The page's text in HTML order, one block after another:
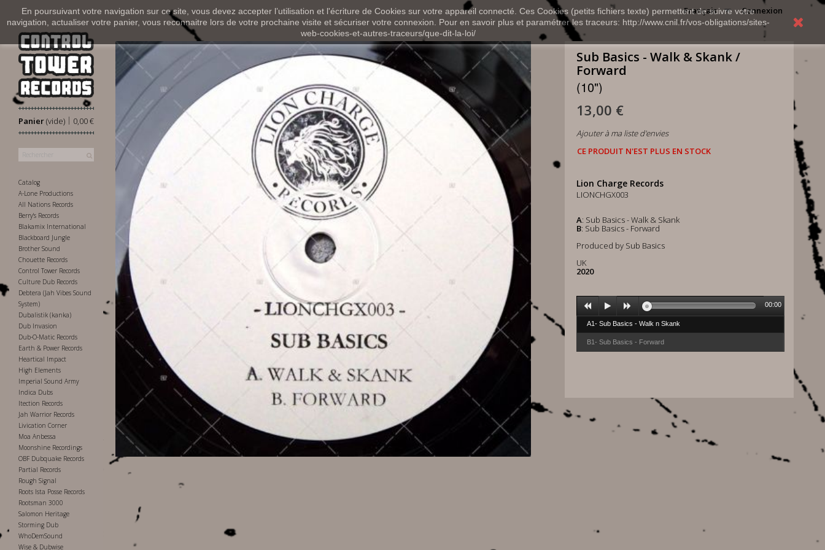
En poursuivant votre navigation sur ce site, vous devez accepter l’utilisation et l'écriture de Cookies sur votre appareil connecté. Ces Cookies (petits fichiers texte) permettent de suivre votre
navigation, actualiser votre panier, vous reconnaitre lors de votre prochaine visite et sécuriser votre connexion. Pour en savoir plus et paramétrer les traceurs: http://www.cnil.fr/vos-obligations/sites-
web-cookies-et-autres-traceurs/que-dit-la-loi/
Connexion
Français
Panier 0,00 €
|
(vide)
Catalog
A-Lone Productions
All Nations Records
Berry's Records
Blakamix International
Blackboard Jungle
Brother Sound
Chouette Records
Control Tower Records
Culture Dub Records
Debtera (Jah Vibes Sound
System)
Dubalistik (kanka)
Dub Invasion
Dub-O-Matic Records
Earth & Power Records
Heartical Impact
High Elements
Imperial Sound Army
Indica Dubs
Itection Records
Jah Warrior Records
Livication Corner
Moa Anbessa
Moonshine Recordings
OBF Dubquake Records
Partial Records
Rough Signal
Roots Ista Posse Records
Rootsman 3000
Salomon Heritage
Storming Dub
WhoDemSound
Wise & Dubwise
Sub Basics - Walk & Skank /
Forward
(10")
13,00 €
Ajouter à ma liste d'envies
CE PRODUIT N'EST PLUS EN STOCK
Lion Charge Records
LIONCHGX003
A: Sub Basics - Walk & Skank
B: Sub Basics - Forward
Produced by Sub Basics
UK
2020
A1- Sub Basics - Walk n Skank
B1- Sub Basics - Forward
00:00